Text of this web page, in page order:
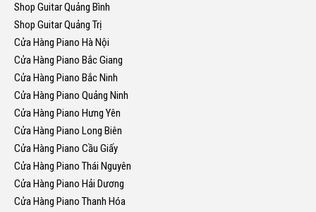
Shop Guitar Quảng Bình
Shop Guitar Quảng Trị
Cửa Hàng Piano Hà Nội
Cửa Hàng Piano Bắc Giang
Cửa Hàng Piano Bắc Ninh
Cửa Hàng Piano Quảng Ninh
Cửa Hàng Piano Hưng Yên
Cửa Hàng Piano Long Biên
Cửa Hàng Piano Cầu Giấy
Cửa Hàng Piano Thái Nguyên
Cửa Hàng Piano Hải Dương
Cửa Hàng Piano Thanh Hóa